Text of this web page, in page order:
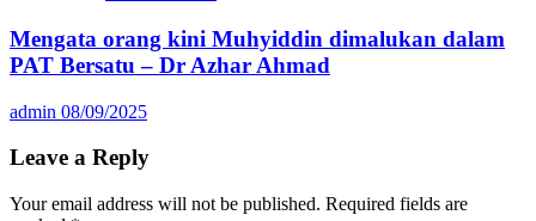
Mengata orang kini Muhyiddin dimalukan dalam
PAT Bersatu – Dr Azhar Ahmad
admin 08/09/2025
Leave a Reply
Your email address will not be published. Required fields are